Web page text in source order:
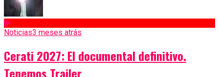
Noticias3 meses atrás
Cerati 2027: El documental definitivo.
Tenemos Trailer